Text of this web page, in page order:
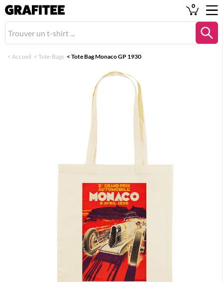
0
< Accueil < Tote-Bags < Tote Bag Monaco GP 1930